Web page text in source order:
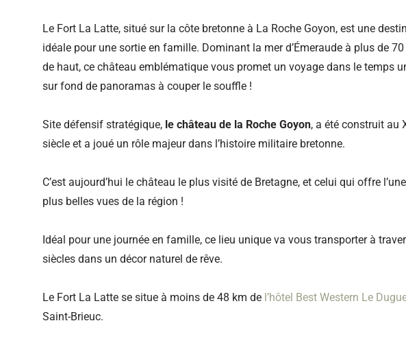
Le Fort La Latte, situé sur la côte bretonne à La Roche Goyon, est une
idéale pour une sortie en famille. Dominant la mer d’Émeraude à plus de
de haut, ce château emblématique vous promet un voyage dans le temps
sur fond de panoramas à couper le souffle !
Site défensif stratégique, le château de la Roche Goyon, a été construit au
siècle et a joué un rôle majeur dans l’histoire militaire bretonne.
C’est aujourd’hui le château le plus visité de Bretagne, et celui qui offre
plus belles vues de la région !
Idéal pour une journée en famille, ce lieu unique va vous transporter à
siècles dans un décor naturel de rêve.
Le Fort La Latte se situe à moins de 48 km de l’hôtel Best Western Le
Saint-Brieuc.